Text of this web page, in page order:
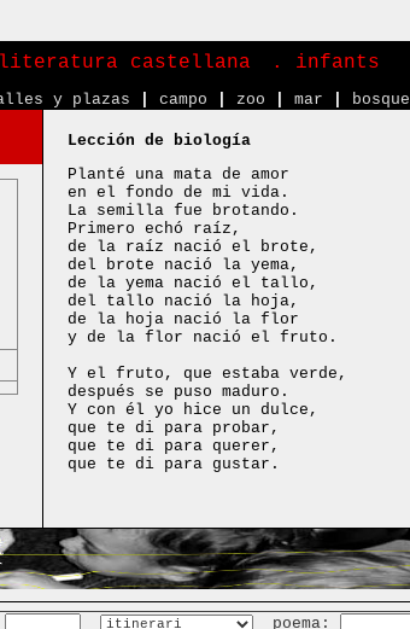
literatura castellana . infants
y plazas campo zoo mar bosque
Lección de biología
Planté una mata de amor
en el fondo de mi vida.
La semilla fue brotando.
Primero echó raíz,
de la raíz nació el brote,
del brote nació la yema,
de la yema nació el tallo,
del tallo nació la hoja,
de la hoja nació la flor
y de la flor nació el fruto.
Y el fruto, que estaba verde,
después se puso maduro.
Y con él yo hice un dulce,
que te di para probar,
que te di para querer,
que te di para gustar.
poema: